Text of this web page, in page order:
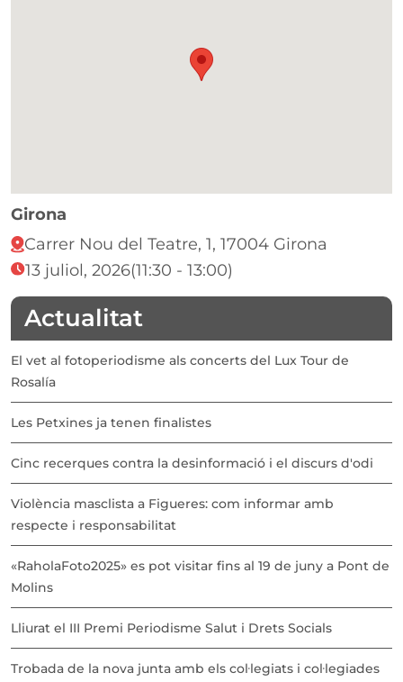
Girona
Carrer Nou del Teatre, 1, 17004 Girona
13 juliol, 2026(11:30 - 13:00)
Actualitat
El vet al fotoperiodisme als concerts del Lux Tour de
Rosalía
Les Petxines ja tenen finalistes
Cinc recerques contra la desinformació i el discurs d'odi
Violència masclista a Figueres: com informar amb
respecte i responsabilitat
«RaholaFoto2025» es pot visitar fins al 19 de juny a Pont de
Molins
Lliurat el III Premi Periodisme Salut i Drets Socials
Trobada de la nova junta amb els col·legiats i col·legiades